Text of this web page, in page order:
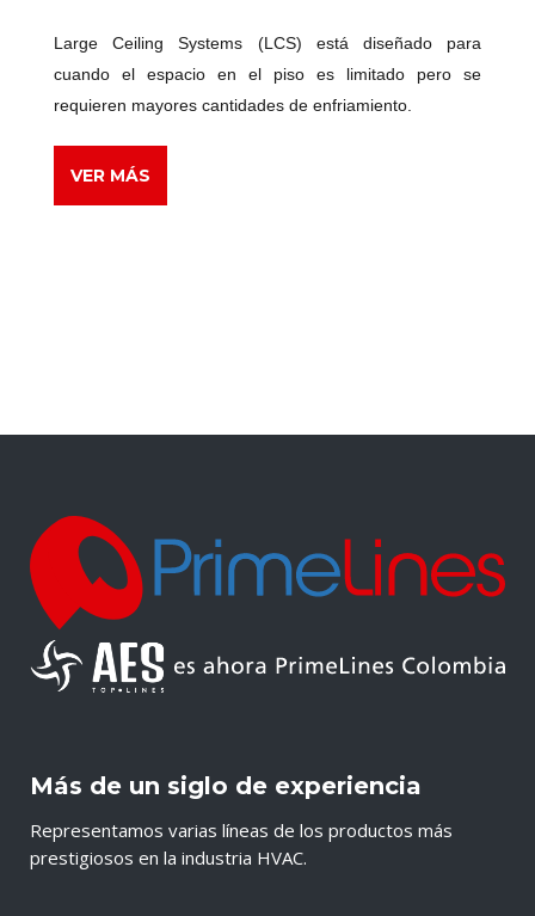
Large Ceiling Systems (LCS) está diseñado para
cuando el espacio en el piso es limitado pero se
requieren mayores cantidades de enfriamiento.
VER MÁS
Más de un siglo de experiencia
Representamos varias líneas de los productos más
prestigiosos en la industria HVAC.